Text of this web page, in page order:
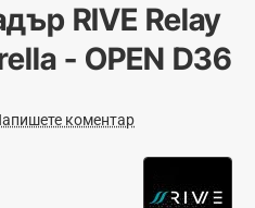
RIVE Relay
- OPEN D36
коментар